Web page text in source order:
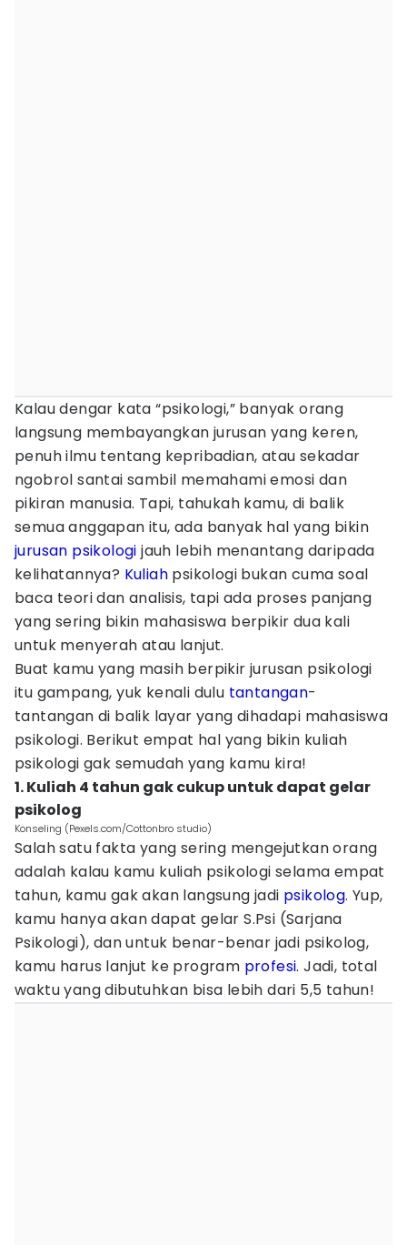
Kalau dengar kata “psikologi,” banyak orang
langsung membayangkan jurusan yang keren,
penuh ilmu tentang kepribadian, atau sekadar
ngobrol santai sambil memahami emosi dan
pikiran manusia. Tapi, tahukah kamu, di balik
semua anggapan itu, ada banyak hal yang bikin
jurusan psikologi jauh lebih menantang daripada
kelihatannya? Kuliah psikologi bukan cuma soal
baca teori dan analisis, tapi ada proses panjang
yang sering bikin mahasiswa berpikir dua kali
untuk menyerah atau lanjut.
Buat kamu yang masih berpikir jurusan psikologi
itu gampang, yuk kenali dulu tantangan-
tantangan di balik layar yang dihadapi mahasiswa
psikologi. Berikut empat hal yang bikin kuliah
psikologi gak semudah yang kamu kira!
1. Kuliah 4 tahun gak cukup untuk dapat gelar
psikolog
Konseling (Pexels.com/Cottonbro studio)
Salah satu fakta yang sering mengejutkan orang
adalah kalau kamu kuliah psikologi selama empat
tahun, kamu gak akan langsung jadi psikolog. Yup,
kamu hanya akan dapat gelar S.Psi (Sarjana
Psikologi), dan untuk benar-benar jadi psikolog,
kamu harus lanjut ke program profesi. Jadi, total
waktu yang dibutuhkan bisa lebih dari 5,5 tahun!